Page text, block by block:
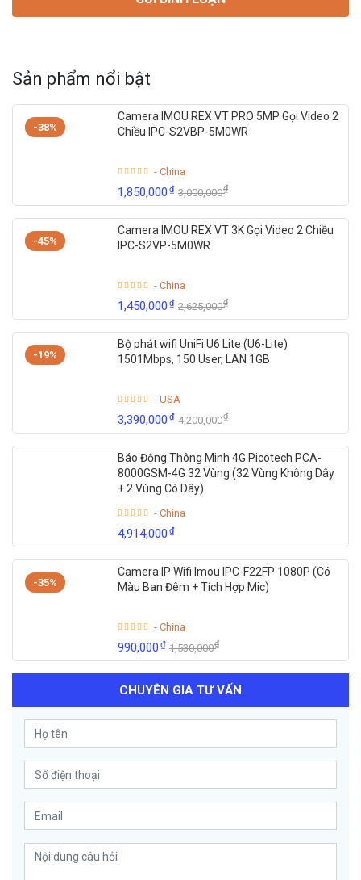
Sản phẩm nổi bật
-38%
Camera IMOU REX VT PRO 5MP Gọi Video 2
Chiều IPC-S2VBP-5M0WR
- China
1,850,000₫ 3,000,000₫
-45%
Camera IMOU REX VT 3K Gọi Video 2 Chiều
IPC-S2VP-5M0WR
- China
1,450,000₫ 2,625,000₫
-19%
Bộ phát wifi UniFi U6 Lite (U6-Lite)
1501Mbps, 150 User, LAN 1GB
- USA
3,390,000₫ 4,200,000₫
Báo Động Thông Minh 4G Picotech PCA-
8000GSM-4G 32 Vùng (32 Vùng Không Dây
+ 2 Vùng Có Dây)
- China
4,914,000₫
-35%
Camera IP Wifi Imou IPC-F22FP 1080P (Có
Màu Ban Đêm + Tích Hợp Mic)
- China
990,000₫ 1,530,000₫
CHUYÊN GIA TƯ VẤN